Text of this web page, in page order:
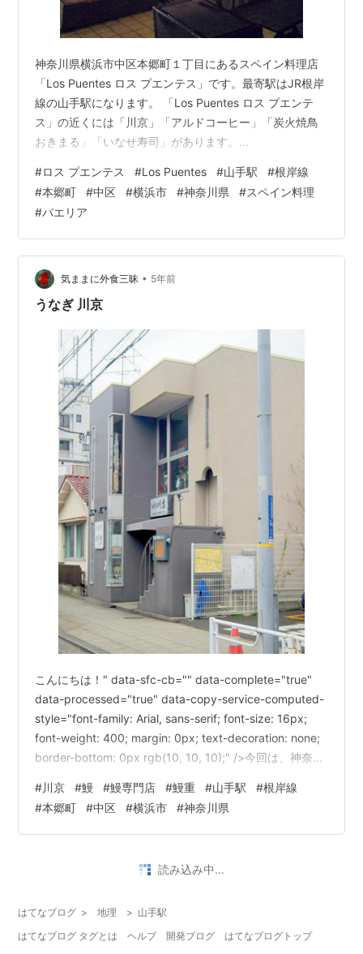
神奈川県横浜市中区本郷町１丁目にあるスペイン料理店
「Los Puentes ロス プエンテス」です。最寄駅はJR根岸
線の山手駅になります。 「Los Puentes ロス プエンテ
ス」の近くには「川京」「アルドコーヒー」「炭火焼鳥
おきまる」「いなせ寿司」があります。
morigen1.hatenablog.com morigen1.hatenablog.com 本
牧で夕食を食べるのにお店を探していると見つけたのが
「ロス プエンテス Los Puentes」です。スペイン料理、
パエリアのお店を書かれて…
#ロス プエンテス #Los Puentes #山手駅 #根岸線
#本郷町 #中区 #横浜市 #神奈川県 #スペイン料理
#パエリア
気ままに外食三昧 • 5年前
うなぎ 川京
こんにちは！" data-sfc-cb="" data-complete="true"
data-processed="true" data-copy-service-computed-
style="font-family: Arial, sans-serif; font-size: 16px;
font-weight: 400; margin: 0px; text-decoration: none;
border-bottom: 0px rgb(10, 10, 10);" />今回は、神奈川
介します。 以前から気になっていたお店で、今回は贅…
#川京 #鰻 #鰻専門店 #鰻重 #山手駅 #根岸線
#本郷町 #中区 #横浜市 #神奈川県
読み込み中…
はてなブログ > 地理 > 山手駅
はてなブログ タグとは
ヘルプ 開発ブログ
はてなブログトップ